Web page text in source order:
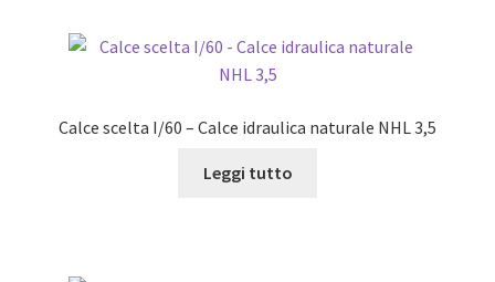
Calce scelta I/60 – Calce idraulica naturale NHL 3,5
Leggi tutto